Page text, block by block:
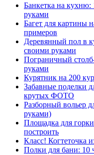
Банкетка на кухню:
руками
Багет для картины
примеров
Деревянный пол в
своими руками
Пограничный
руками
Курятник на 200
Забавные поделки
крутых ФОТО
Разборный вольер
руками)
Площадка для
построить
Класс! Когтеточка
Полки для бани: 10